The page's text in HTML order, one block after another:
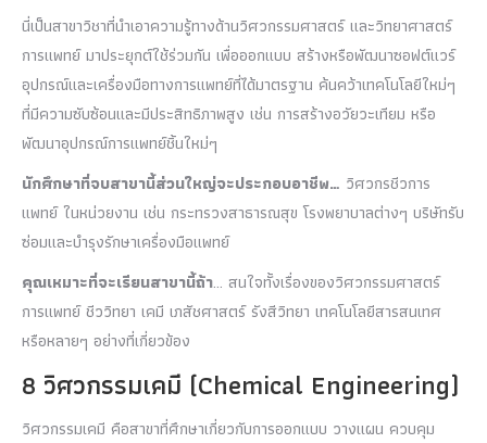
นี่เป็นสาขาวิชาที่นำเอาความรู้ทางด้านวิศวกรรมศาสตร์ และวิทยาศาสตร์
การแพทย์ มาประยุกต์ใช้ร่วมกัน เพื่อออกแบบ สร้างหรือพัฒนาซอฟต์แวร์
อุปกรณ์และเครื่องมือทางการแพทย์ที่ได้มาตรฐาน ค้นคว้าเทคโนโลยีใหม่ๆ
ที่มีความซับซ้อนและมีประสิทธิภาพสูง เช่น การสร้างอวัยวะเทียม หรือ
พัฒนาอุปกรณ์การแพทย์ชิ้นใหม่ๆ
นักศึกษาที่จบสาขานี้ส่วนใหญ่จะประกอบอาชีพ… วิศวกรชีวการ
แพทย์ ในหน่วยงาน เช่น กระทรวงสาธารณสุข โรงพยาบาลต่างๆ บริษัทรับ
ซ่อมและบำรุงรักษาเครื่องมือแพทย์
คุณเหมาะที่จะเรียนสาขานี้ถ้า… สนใจทั้งเรื่องของวิศวกรรมศาสตร์
การแพทย์ ชีววิทยา เคมี เภสัชศาสตร์ รังสีวิทยา เทคโนโลยีสารสนเทศ
หรือหลายๆ อย่างที่เกี่ยวข้อง
8 วิศวกรรมเคมี (Chemical Engineering)
วิศวกรรมเคมี คือสาขาที่ศึกษาเกี่ยวกับการออกแบบ วางแผน ควบคุม